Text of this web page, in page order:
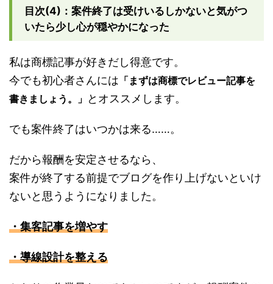
目次(4)：案件終了は受けいるしかないと気がつ
いたら少し心が穏やかになった
私は商標記事が好きだし得意です。
今でも初心者さんには 「まずは商標でレビュー記事を
書きましょう。」 とオススメします。
でも案件終了はいつかは来る……。
だから報酬を安定させるなら、
案件が終了する前提でブログを作り上げないといけ
ないと思うようになりました。
・集客記事を増やす
・導線設計を整える